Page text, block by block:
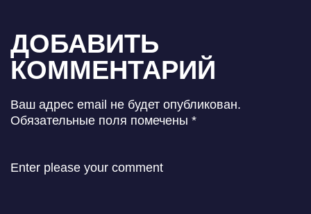
ДОБАВИТЬ
КОММЕНТАРИЙ
Ваш адрес email не будет опубликован.
Обязательные поля помечены *